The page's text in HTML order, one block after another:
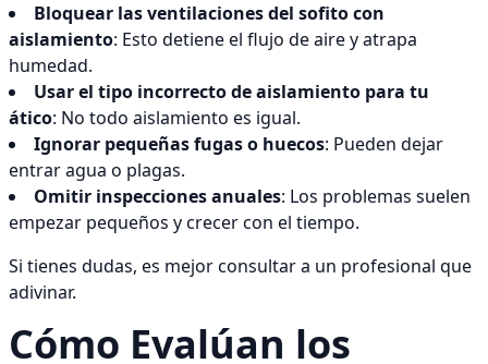
Bloquear las ventilaciones del sofito con
aislamiento: Esto detiene el flujo de aire y atrapa
humedad.
Usar el tipo incorrecto de aislamiento para tu
ático: No todo aislamiento es igual.
Ignorar pequeñas fugas o huecos: Pueden dejar
entrar agua o plagas.
Omitir inspecciones anuales: Los problemas suelen
empezar pequeños y crecer con el tiempo.
Si tienes dudas, es mejor consultar a un profesional que
adivinar.
Cómo Evalúan los